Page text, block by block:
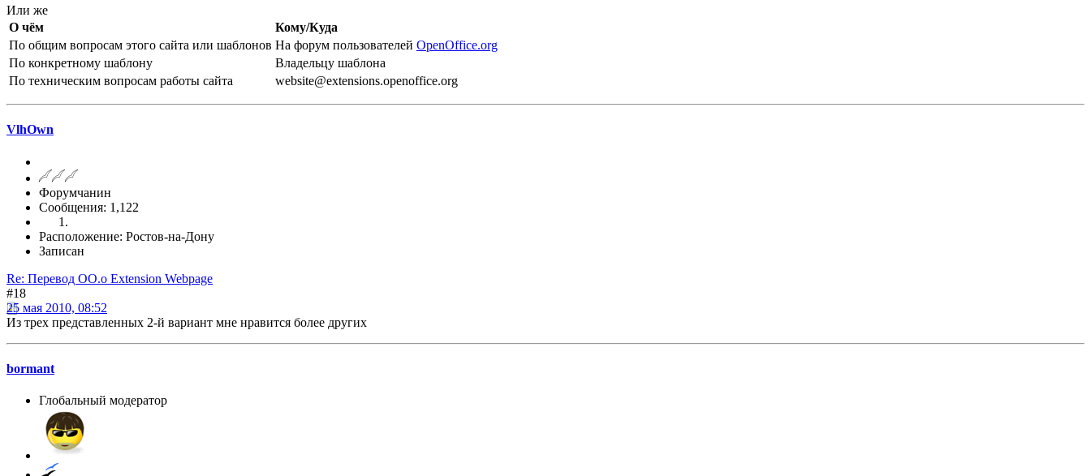
Или же
О чём
Кому/Куда
По общим вопросам этого сайта или шаблонов На форум пользователей OpenOffice.org
По конкретному шаблону
Владельцу шаблона
По техническим вопросам работы сайта
website@extensions.openoffice.org
VlhOwn
Форумчанин
Сообщения: 1,122
Расположение: Ростов-на-Дону
Записан
Re: Перевод OO.o Extension Webpage
#18
25 мая 2010, 08:52
Из трех представленных 2-й вариант мне нравится более других
bormant
Глобальный модератор